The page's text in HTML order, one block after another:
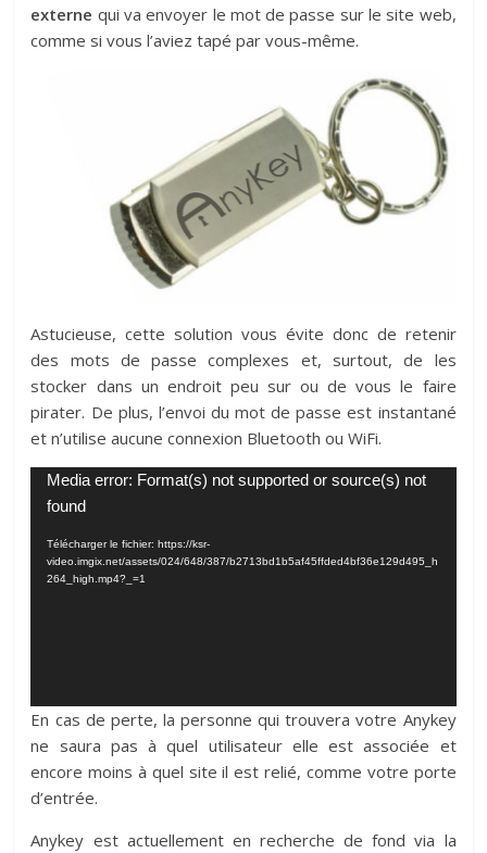
externe qui va envoyer le mot de passe sur le site web,
comme si vous l’aviez tapé par vous-même.
Astucieuse, cette solution vous évite donc de retenir
des mots de passe complexes et, surtout, de les
stocker dans un endroit peu sur ou de vous le faire
pirater. De plus, l’envoi du mot de passe est instantané
et n’utilise aucune connexion Bluetooth ou WiFi.
Lecteur
vidéo
Media error: Format(s) not supported or source(s) not
found
Télécharger le fichier: https://ksr-
video.imgix.net/assets/024/648/387/b2713bd1b5af45ffded4bf36e129d495_h
264_high.mp4?_=1
En cas de perte, la personne qui trouvera votre Anykey
ne saura pas à quel utilisateur elle est associée et
encore moins à quel site il est relié, comme votre porte
d’entrée.
Anykey est actuellement en recherche de fond via la